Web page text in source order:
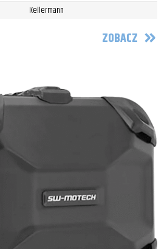
Kellermann
ZOBACZ